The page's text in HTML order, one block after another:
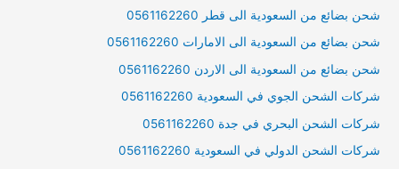
شحن بضائع من السعودية الى قطر 0561162260
شحن بضائع من السعودية الى الامارات 0561162260
شحن بضائع من السعودية الى الاردن 0561162260
شركات الشحن الجوي في السعودية 0561162260
شركات الشحن البحري في جدة 0561162260
شركات الشحن الدولي في السعودية 0561162260